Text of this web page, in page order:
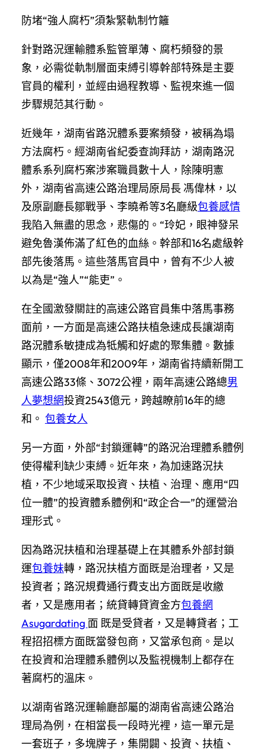
防堵“強人腐朽”須紮緊軌制竹籬
針對路況運輸體系監管單薄、腐朽頻發的景
象，必需從軌制層面束縛引導幹部特殊是主要
官員的權利，並經由過程教導、監視來進一個
步驟規范其行動。
近幾年，湖南省路況體系要案頻發，被稱為塌
方法腐朽。經湖南省紀委查詢拜訪，湖南路況
體系系列腐朽案涉案職員數十人，除陳明憲
外，湖南省高速公路治理局原局長 馮偉林，以
及原副廳長鄒戰爭、李曉希等3名廳級包養感情
我陷入無盡的思念，悲傷的。“玲妃，眼神發呆
避免魯漢佈滿了紅色的血絲。幹部和16名處級幹
部先後落馬。這些落馬官員中，曾有不少人被
以為是“強人”“能吏”。
在全國激發關註的高速公路官員集中落馬事務
面前，一方面是高速公路扶植急速成長讓湖南
路況體系敏捷成為牴觸和好處的聚集體。數據
顯示，僅2008年和2009年，湖南省持續新開工
高速公路33條、3072公裡，兩年高速公路總男
人夢想網投資2543億元，跨越瞭前16年的總
和。 包養女人
另一方面，外部“封鎖運轉”的路況治理體系體例
使得權利缺少束縛。近年來，為加速路況扶
植，不少地域采取投資、扶植、治理、應用“四
位一體”的投資體系體例和“政企合一”的運營治
理形式。
因為路況扶植和治理基礎上在其體系外部封鎖
運包養妹轉，路況扶植方面既是治理者，又是
投資者；路況規費通行費支出方面既是收繳
者，又是應用者；統貸轉貸資金方包養網
Asugardating 面 既是受貸者，又是轉貸者；工
程招招標方面既當發包商，又當承包商。是以
在投資和治理體系體例以及監視機制上都存在
著腐朽的溫床。
以湖南省路況運輸廳部屬的湖南省高速公路治
理局為例，在相當長一段時光裡，這一單元是
一套班子，多塊牌子，集開闢、投資、扶植、